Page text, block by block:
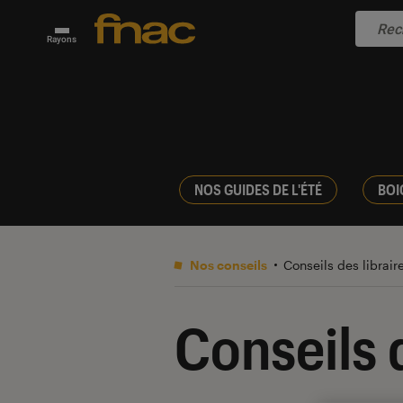
Rayons
NOS GUIDES DE L'ÉTÉ
Nos conseils Conseils des
Conseils